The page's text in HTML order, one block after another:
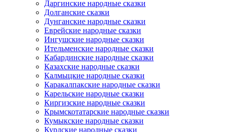
Даргинские народные сказки
Долганские сказки
Дунганские народные сказки
Еврейские народные сказки
Ингушские народные сказки
Ительменские народные сказки
Кабардинские народные сказки
Казахские народные сказки
Калмыцкие народные сказки
Каракалпакские народные сказки
Карельские народные сказки
Киргизские народные сказки
Крымскотатарские народные сказки
Кумыкские народные сказки
Курдские народные сказки